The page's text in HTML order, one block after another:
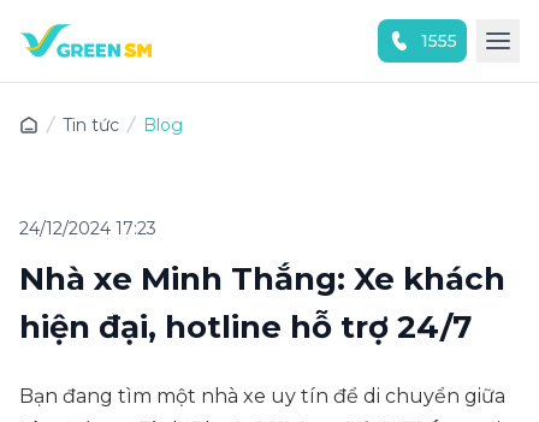
1555
Tin tức Blog
24/12/2024 17:23
Nhà xe Minh Thắng: Xe khách
hiện đại, hotline hỗ trợ 24/7
Bạn đang tìm một nhà xe uy tín để di chuyển giữa